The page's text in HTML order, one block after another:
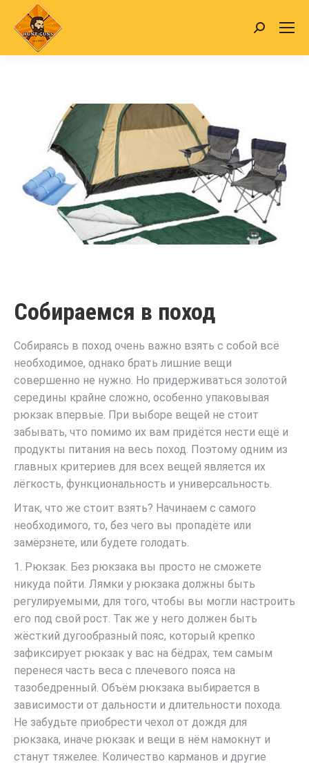
Search:
Собираемся в поход
Собираясь в поход очень важно взять с собой всё
необходимое, однако брать лишние вещи
совершенно не нужно. Но придерживаться золотой
середины крайне сложно, особенно упаковывая
рюкзак впервые. При выборе вещей не стоит
забывать, что помимо их вам придётся нести ещё и
продукты питания на весь поход. Поэтому одним из
главных критериев для всех вещей является их
лёгкость, функциональность и универсальность.
Итак, что же стоит взять? Начинаем с самого
необходимого, то, без чего вы пропадёте или
замёрзнете, или будете голодать.
1. Рюкзак. Без рюкзака вы просто не сможете
никуда пойти. Лямки у рюкзака должны быть
регулируемыми, для того, чтобы вы могли настроить
его под свой рост. Так же у него должен быть
жёсткий дугообразный пояс, который крепко
зафиксирует рюкзак у вас на бёдрах, тем самым
перенеся часть веса с плечевого пояса на
тазобедренный. Объём рюкзака выбирается в
зависимости от дальности и длительности похода.
Не забудьте приобрести чехол от дождя для
рюкзака, иначе рюкзак и вещи в нём намокнут и
станут тяжелее. Количество карманов и другие